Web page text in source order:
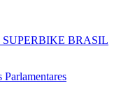
BRASIL